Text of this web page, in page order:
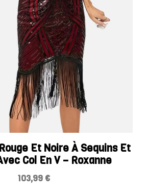
Et Noire À Sequins Et
Col En V – Roxanne
103,99 €